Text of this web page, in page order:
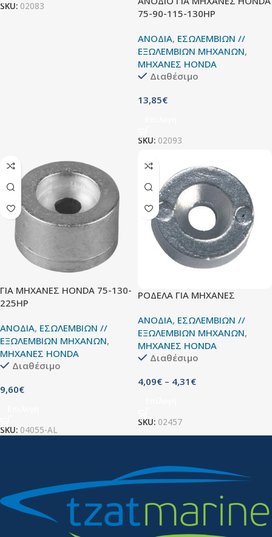
SKU: 02083
75-90-115-130HP
ΑΝΟΔΙΑ, ΕΣΩΛΕΜΒΙΩΝ //
ΕΞΩΛΕΜΒΙΩΝ ΜΗΧΑΝΩΝ,
ΜΗΧΑΝΕΣ HONDA
Διαθέσιμο
13,85€
SKU: 02093
ΓΙΑ ΜΗΧΑΝΕΣ HONDA 75-130-
225HP
ΑΝΟΔΙΑ, ΕΣΩΛΕΜΒΙΩΝ //
ΕΞΩΛΕΜΒΙΩΝ ΜΗΧΑΝΩΝ,
ΜΗΧΑΝΕΣ HONDA
Διαθέσιμο
9,60€
SKU: 04055-AL
ΡΟΔΕΛΑ ΓΙΑ ΜΗΧΑΝΕΣ
ΑΝΟΔΙΑ, ΕΣΩΛΕΜΒΙΩΝ //
ΕΞΩΛΕΜΒΙΩΝ ΜΗΧΑΝΩΝ,
ΜΗΧΑΝΕΣ HONDA
Διαθέσιμο
4,09€ – 4,31 €
SKU: 02457